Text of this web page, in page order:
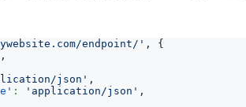
endpoint/' ,
{
,
json' ,
: 'application/json' ,